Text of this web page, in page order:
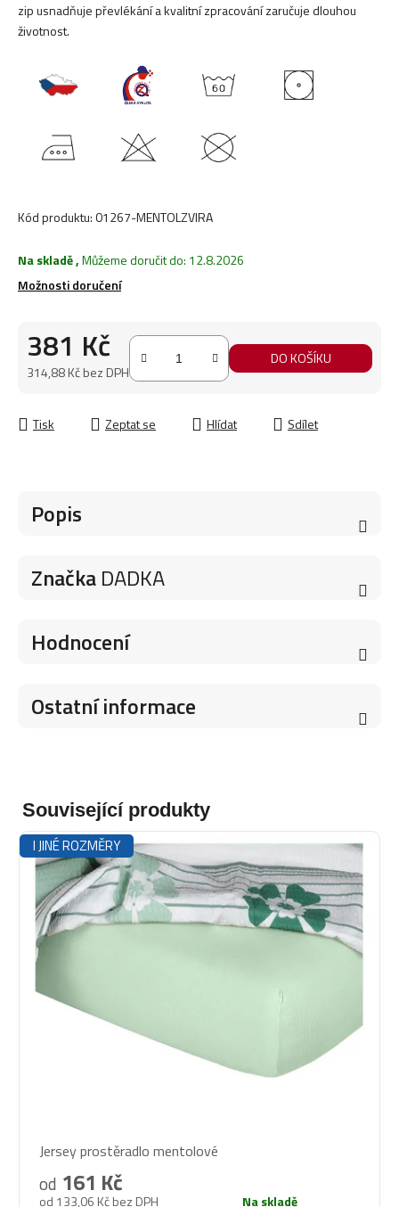
zip usnadňuje převlékání a kvalitní zpracování zaručuje dlouhou
životnost.
Kód produktu:01267-MENTOLZVIRA
Na skladě,Můžeme doručit do: 12.8.2026
Možnosti doručení
381 Kč
314,88 Kč bez DPH
DO KOŠÍKU
Tisk Zeptat se Hlídat Sdílet
Popis
ZnačkaDADKA
Hodnocení
Ostatní informace
Související produkty
I JINÉ ROZMĚRY
hodnocení
produktu
je
Jersey prostěradlo mentolové
od 133,06 Kč bez DPH
od 161 Kč
Na skladě